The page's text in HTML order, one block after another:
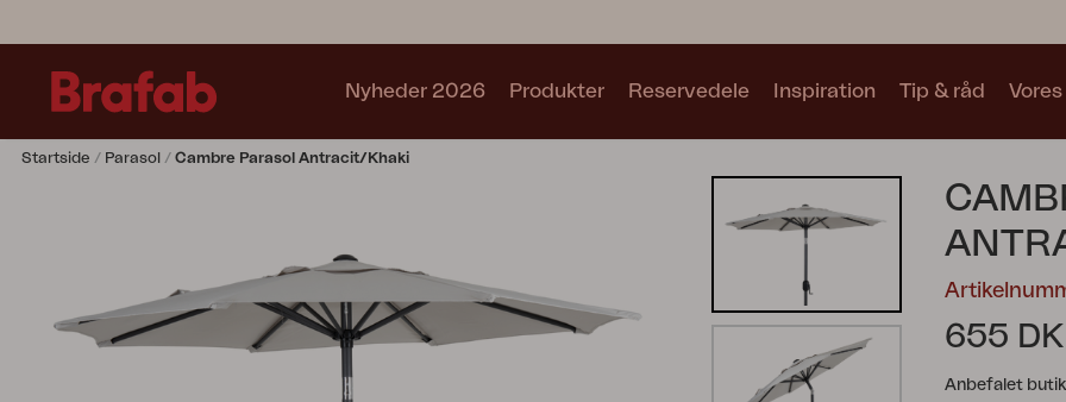
Nyheder 2026 Produkter
Stol
Bord
Samlinger
Se alle samlinger
Blixt Trolly
Reservedele Inspiration Tip & råd
Startside Parasol Cambre Parasol Antracit/khaki
655
Anbefalet